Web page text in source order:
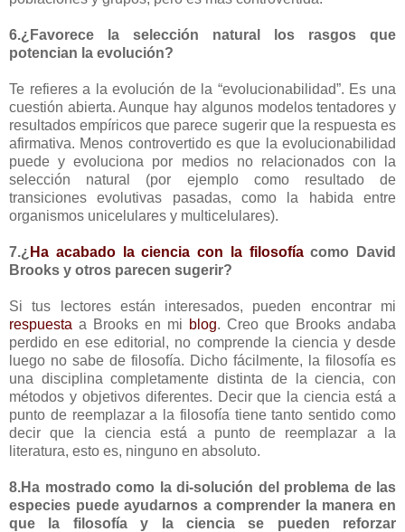
6.¿Favorece la selección natural los rasgos que
potencian la evolución?
Te refieres a la evolución de la “evolucionabilidad”. Es una
cuestión abierta. Aunque hay algunos modelos tentadores y
resultados empíricos que parece sugerir que la respuesta es
afirmativa. Menos controvertido es que la evolucionabilidad
puede y evoluciona por medios no relacionados con la
selección natural (por ejemplo como resultado de
transiciones evolutivas pasadas, como la habida entre
organismos unicelulares y multicelulares).
7.¿ Ha acabado la ciencia con la filosofíacomo David
Brooks y otros parecen sugerir?
Si tus lectores están interesados, pueden encontrar mi
respuesta a Brooks en mi blog. Creo que Brooks andaba
perdido en ese editorial, no comprende la ciencia y desde
luego no sabe de filosofía. Dicho fácilmente, la filosofía es
una disciplina completamente distinta de la ciencia, con
métodos y objetivos diferentes. Decir que la ciencia está a
punto de reemplazar a la filosofía tiene tanto sentido como
decir que la ciencia está a punto de reemplazar a la
literatura, esto es, ninguno en absoluto.
8.Ha mostrado como la di-solución del problema de las
especies puede ayudarnos a comprender la manera en
que la filosofía y la ciencia se pueden reforzar